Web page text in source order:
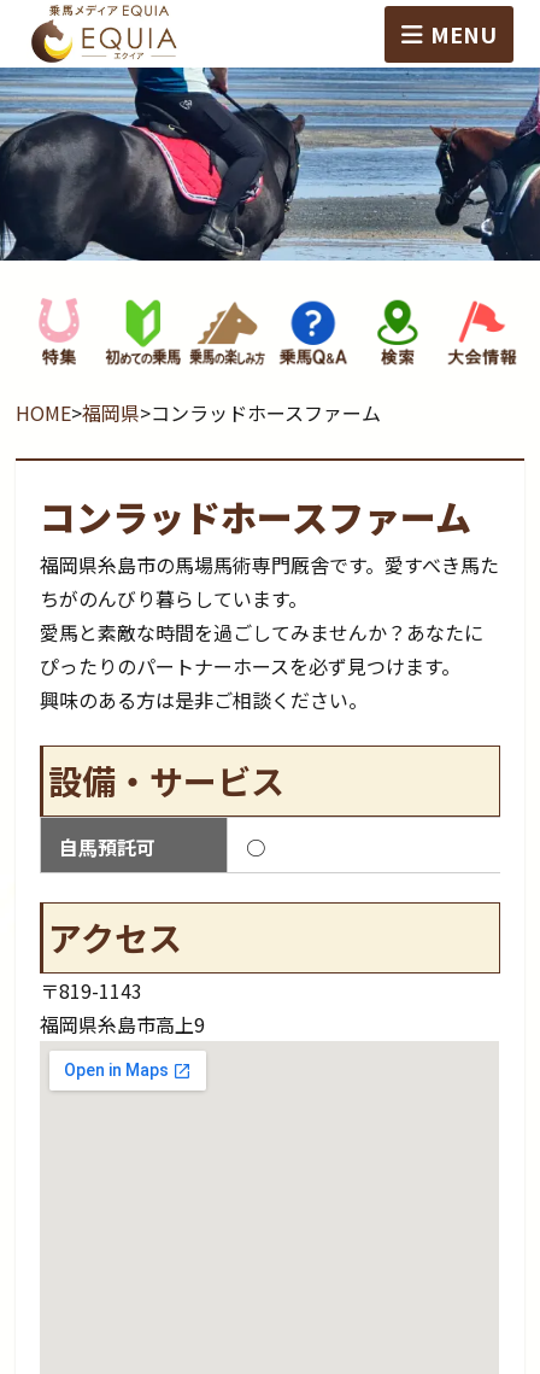
MENU
HOME>福岡県>コンラッドホースファーム
コンラッドホースファーム
福岡県糸島市の馬場馬術専門厩舎です。愛すべき馬た
ちがのんびり暮らしています。
愛馬と素敵な時間を過ごしてみませんか？あなたに
ぴったりのパートナーホースを必ず見つけます。
興味のある方は是非ご相談ください。
設備・サービス
自馬預託可 ○
アクセス
〒819-1143
福岡県糸島市高上9